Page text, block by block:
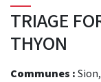
TRIAGE
THYON
Communes :